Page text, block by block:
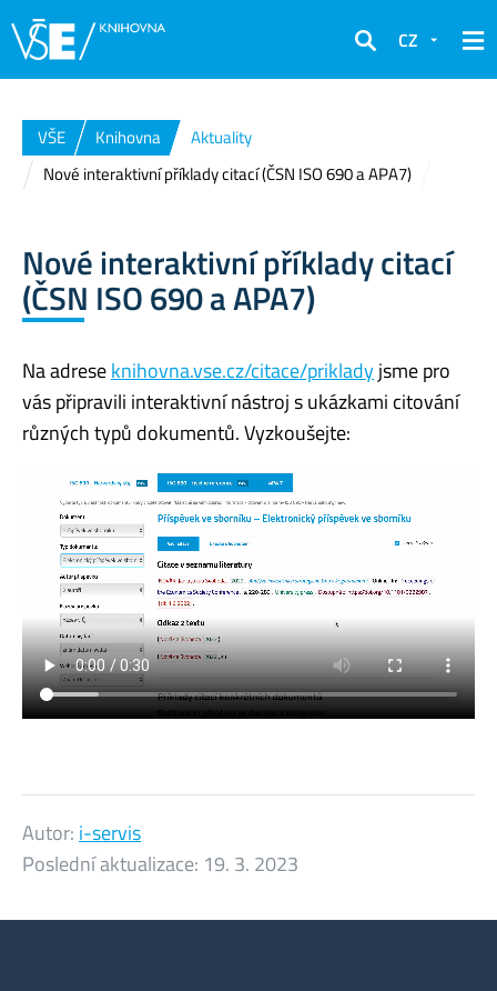
Hledat
CZ
VŠE Knihovna
Aktuality
Nové interaktivní příklady citací (ČSN ISO 690 a APA7)
Nové interaktivní příklady citací
(ČSN ISO 690 a APA7)
Na adreseknihovna.vse.cz/citace/prikladyjsme pro
vás připravili interaktivní nástroj s ukázkami citování
různých typů dokumentů. Vyzkoušejte:
Autor: i-servis
Poslední aktualizace: 19. 3. 2023